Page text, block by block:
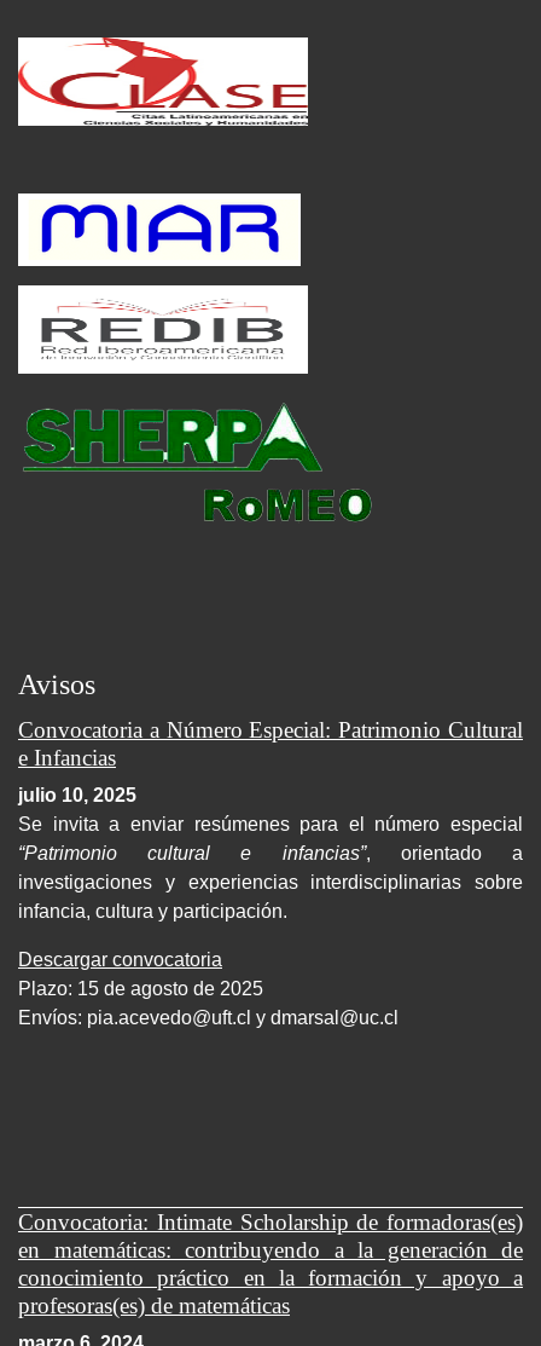
Avisos
Convocatoria a Número Especial: Patrimonio Cultural
e Infancias
julio 10, 2025
Se invita a enviar resúmenes para el número especial
“Patrimonio cultural e infancias”, orientado a
investigaciones y experiencias interdisciplinarias sobre
infancia, cultura y participación.
Descargar convocatoria
Plazo: 15 de agosto de 2025
Envíos: pia.acevedo@uft.cl y dmarsal@uc.cl
Convocatoria: Intimate Scholarship de formadoras(es)
en matemáticas: contribuyendo a la generación de
conocimiento práctico en la formación y apoyo a
profesoras(es) de matemáticas